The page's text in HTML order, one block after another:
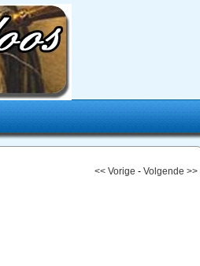
<< Vorige - Volgende >>